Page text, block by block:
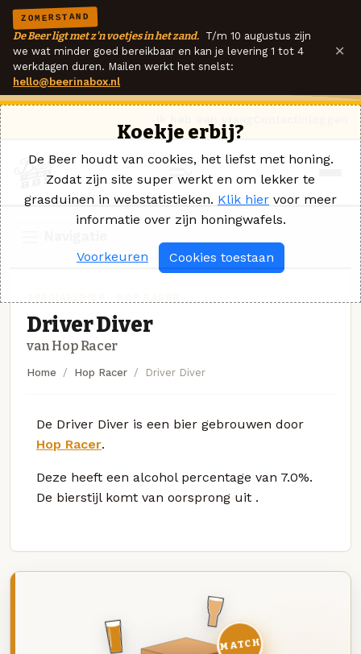
ZOMERSTAND
De Beer ligt met z'n voetjes in het zand. T/m 10 augustus zijn
we wat minder goed bereikbaar en kan je levering 1 tot 4
werkdagen duren. Mailen werkt het snelst:
hello@beerinabox.nl
×
Driver Diver
van Hop Racer
Home Hop Racer Driver Diver
De Driver Diver is een bier gebrouwen door
Hop Racer.
Deze heeft een alcohol percentage van 7.0%.
De bierstijl komt van oorsprong uit .
MATCH
Koekje erbij?
De Beer houdt van cookies, het liefst met honing.
Zodat zijn site super werkt en om lekker te
grasduinen in webstatistieken. Klik hier voor meer
informatie over zijn honingwafels.
Voorkeuren Cookies toestaan